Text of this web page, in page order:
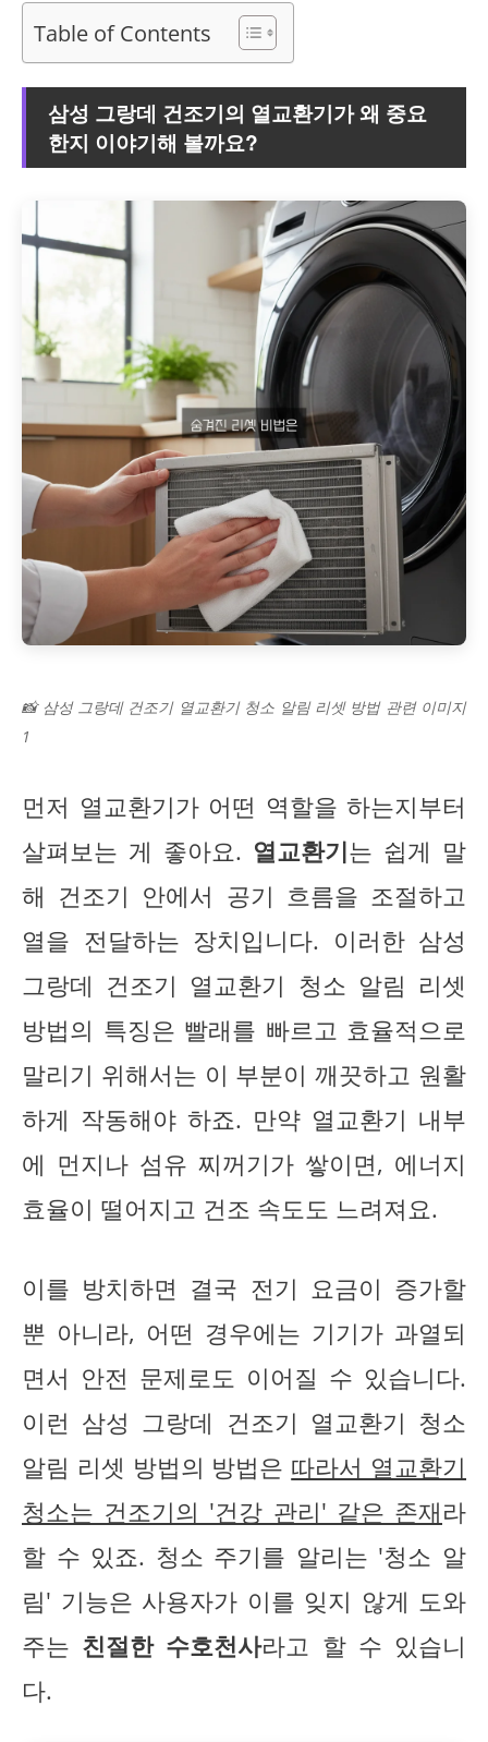
Table of Contents
삼성 그랑데 건조기의 열교환기가 왜 중요
한지 이야기해 볼까요?
📸 삼성 그랑데 건조기 열교환기 청소 알림 리셋 방법 관련 이미지
1
먼저 열교환기가 어떤 역할을 하는지부터
살펴보는 게 좋아요. 열교환기는 쉽게 말
해 건조기 안에서 공기 흐름을 조절하고
열을 전달하는 장치입니다. 이러한 삼성
그랑데 건조기 열교환기 청소 알림 리셋
방법의 특징은 빨래를 빠르고 효율적으로
말리기 위해서는 이 부분이 깨끗하고 원활
하게 작동해야 하죠. 만약 열교환기 내부
에 먼지나 섬유 찌꺼기가 쌓이면, 에너지
효율이 떨어지고 건조 속도도 느려져요.
이를 방치하면 결국 전기 요금이 증가할
뿐 아니라, 어떤 경우에는 기기가 과열되
면서 안전 문제로도 이어질 수 있습니다.
이런 삼성 그랑데 건조기 열교환기 청소
알림 리셋 방법의 방법은 따라서 열교환기
청소는 건조기의 '건강 관리' 같은 존재라
할 수 있죠. 청소 주기를 알리는 '청소 알
림' 기능은 사용자가 이를 잊지 않게 도와
주는 친절한 수호천사라고 할 수 있습니
다.